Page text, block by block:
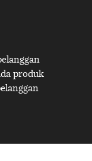
produk